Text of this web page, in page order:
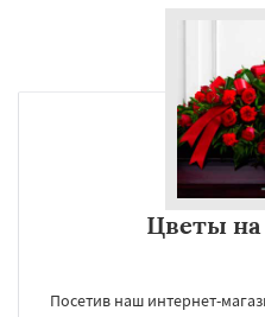
Цветы
Посетив наш интернет-